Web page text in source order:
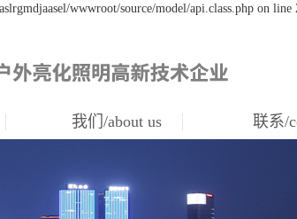
wwwroot/source/model/api.class.php on line
我们/about us 联系/